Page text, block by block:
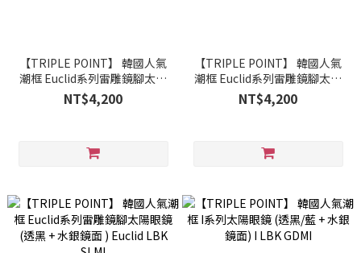
【TRIPLE POINT】 韓國人氣
潮框 Euclid系列雷雕鏡腳太陽
眼鏡 (黑金) Euclid BK GDMI
NT$4,200
【TRIPLE POINT】 韓國人氣
潮框 Euclid系列雷雕鏡腳太陽
眼鏡 (透明 + 水銀金鏡面)
Euclid CL GDMI
NT$4,200